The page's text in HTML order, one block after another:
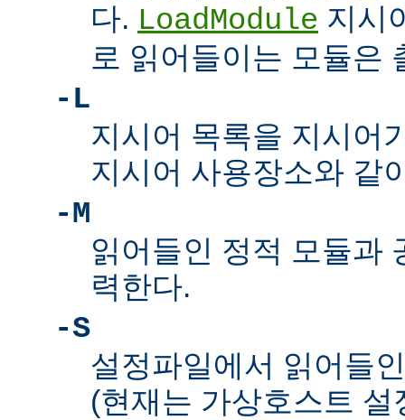
다. LoadModule 지시
로 읽어들이는 모듈은
-L
지시어 목록을 지시어
지시어 사용장소와 같
-M
읽어들인 정적 모듈과
력한다.
-S
설정파일에서 읽어들
(현재는 가상호스트